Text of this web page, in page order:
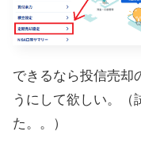
できるなら投信売却
うにして欲しい。（
た。。）